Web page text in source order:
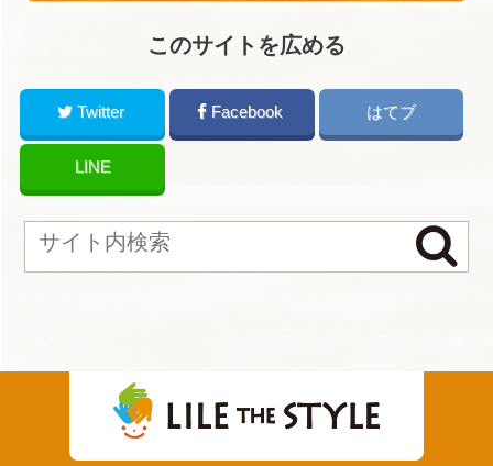
このサイトを広める
Twitter Facebook はてブ
LINE